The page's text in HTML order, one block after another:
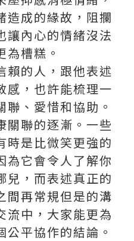
造成的緣故，阻攔
讓內心的情緒沒法
槽糕。
賴的人，跟他表述
感，也許能梳理一
、愛惜和協助。
關聯的逐漸。一些
時是比微笑更強的
為它會令人了解你
兒，而表述真正的
間再常規但是的溝
流中，大家能更為
平協作的結論。